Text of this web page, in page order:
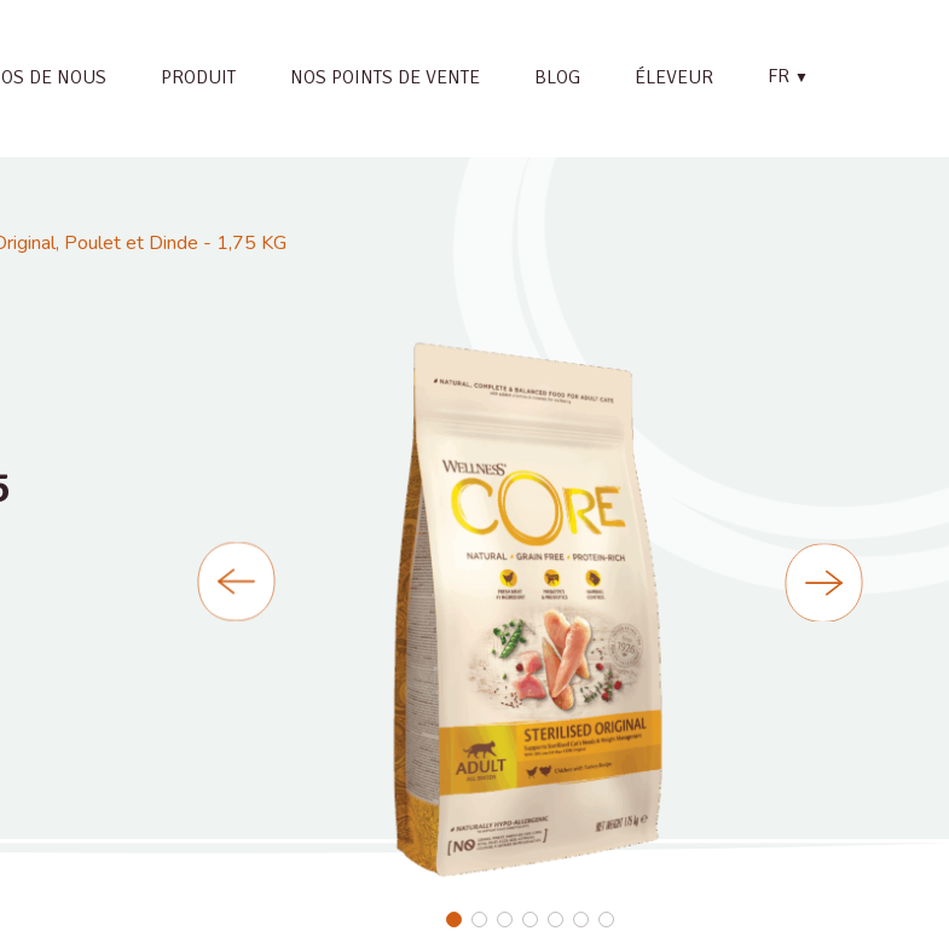
DE NOUS PRODUIT NOS POINTS DE VENTE BLOG ÉLEVEUR FR ▼
Poulet et Dinde - 1,75 KG